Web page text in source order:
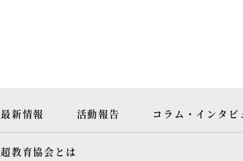
最新情報 活動報告 コラム・インタビ
超教育協会とは